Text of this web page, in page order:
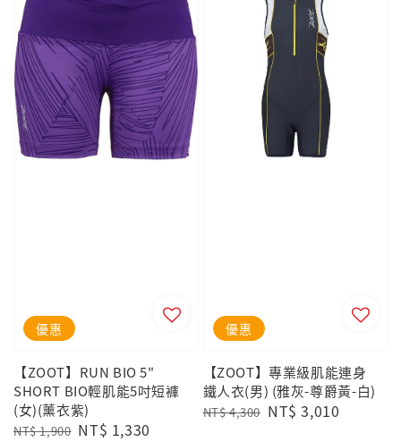
優惠
【ZOOT】RUN BIO 5"
SHORT BIO輕肌能5吋短褲
(女)(薰衣紫)
Regular
NT$ 1,900 Sale
NT$ 1,330
優惠
【ZOOT】專業級肌能連身
鐵人衣(男) (雅灰-尊爵黃-白)
Regular
NT$ 4,300 Sale
NT$ 3,010